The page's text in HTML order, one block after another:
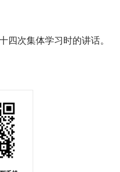
次集体学习时的讲话。